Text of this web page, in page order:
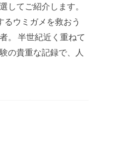
してご紹介します。
るウミガメを救おう
。 半世紀近く重ねて
の貴重な記録で、人